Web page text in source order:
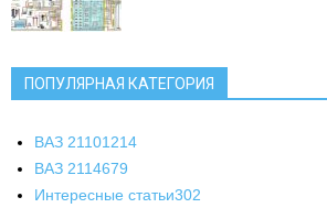
ПОПУЛЯРНАЯ КАТЕГОРИЯ
ВАЗ 21101214
ВАЗ 2114679
Интересные статьи302